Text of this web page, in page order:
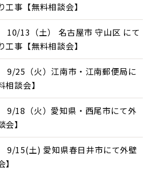
事【無料相談会】
10/13（土） 名古屋市 守山区 にて
事【無料相談会】
9/25（火）江南市・江南郵便局に
談会】
9/18（火）愛知県・西尾市にて外
】
9/15(土) 愛知県春日井市にて外壁